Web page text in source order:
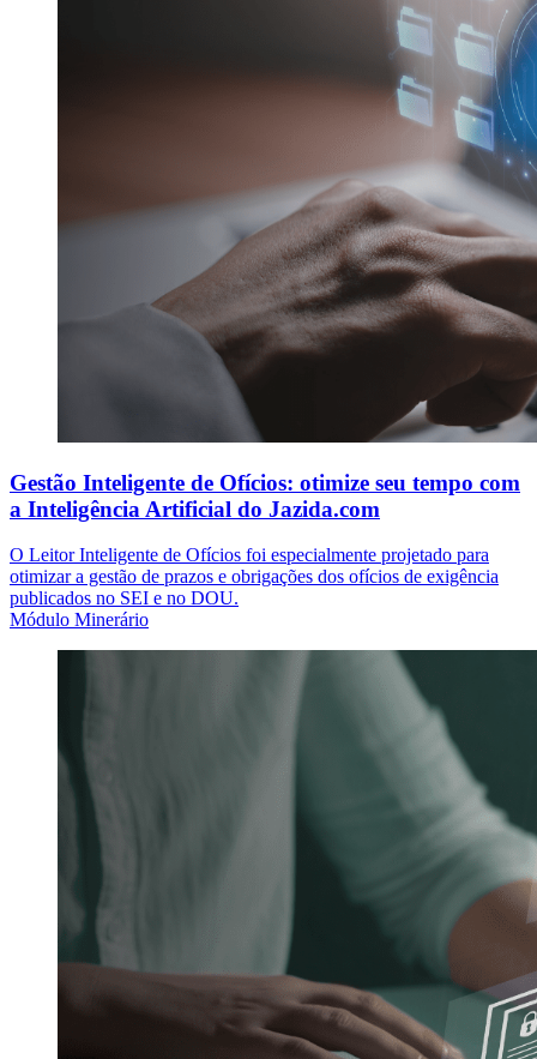
Gestão Inteligente de Ofícios: otimize seu tempo com
a Inteligência Artificial do Jazida.com
O Leitor Inteligente de Ofícios foi especialmente projetado para
otimizar a gestão de prazos e obrigações dos ofícios de exigência
publicados no SEI e no DOU.
Módulo Minerário